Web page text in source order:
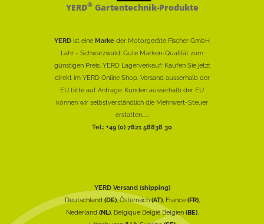
YERD®Gartentechnik-Produkte
YERD ist eine Marke der Motorgeräte Fischer GmbH
Lahr - Schwarzwald: Gute Marken-Qualität zum
günstigen Preis. YERD Lagerverkauf: Kaufen Sie jetzt
direkt im YERD Online Shop. Versand ausserhalb der
EU bitte auf Anfrage. Kunden ausserhalb der EU
können wir selbstverständlich die Mehrwert-Steuer
erstatten......
Tel.: +49 (0) 7821 58838 30
YERD Versand (shipping)
Deutschland(DE), Österreich(AT), France (FR),
Nederland (NL), Belgique België Belgien (BE),